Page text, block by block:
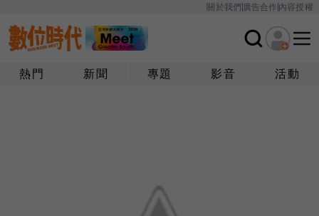
關於我們廣告合作內容授權
熱門 新聞 專題 影音 活動